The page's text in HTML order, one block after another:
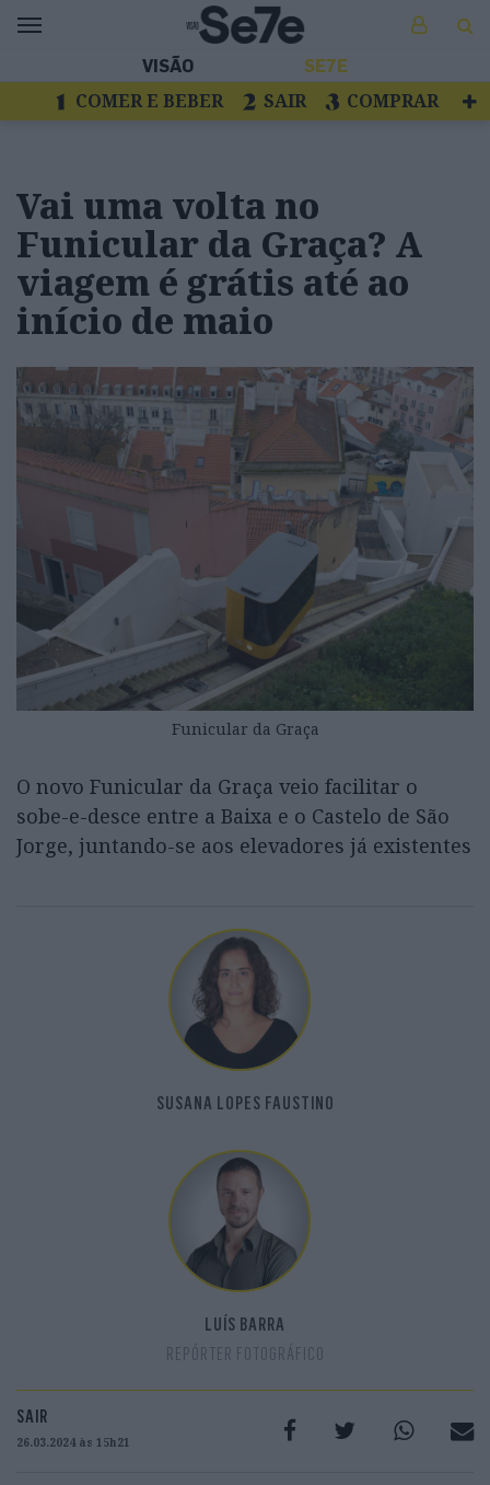
VISÃO SE7E
COMER E BEBER SAIR
COMPRAR
Vai uma volta no
Funicular da Graça? A
viagem é grátis até ao
início de maio
Funicular da Graça
O novo Funicular da Graça veio facilitar o
sobe-e-desce entre a Baixa e o Castelo de São
Jorge, juntando-se aos elevadores já existentes
SUSANA LOPES FAUSTINO
LUÍS BARRA
REPÓRTER FOTOGRÁFICO
SAIR
26.03.2024 às 15h21